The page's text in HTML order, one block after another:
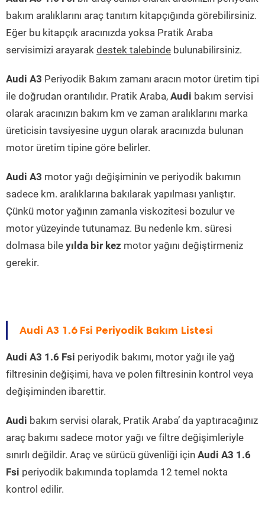
bakım aralıklarını araç tanıtım kitapçığında görebilirsiniz.
Eğer bu kitapçık aracınızda yoksa Pratik Araba
servisimizi arayarak destek talebinde bulunabilirsiniz.
Audi A3 Periyodik Bakım zamanı aracın motor üretim tipi
ile doğrudan orantılıdır. Pratik Araba, Audi bakım servisi
olarak aracınızın bakım km ve zaman aralıklarını marka
üreticisin tavsiyesine uygun olarak aracınızda bulunan
motor üretim tipine göre belirler.
Audi A3 motor yağı değişiminin ve periyodik bakımın
sadece km. aralıklarına bakılarak yapılması yanlıştır.
Çünkü motor yağının zamanla viskozitesi bozulur ve
motor yüzeyinde tutunamaz. Bu nedenle km. süresi
dolmasa bile yılda bir kez motor yağını değiştirmeniz
gerekir.
Audi A3 1.6 Fsi Periyodik Bakım Listesi
Audi A3 1.6 Fsi periyodik bakımı, motor yağı ile yağ
filtresinin değişimi, hava ve polen filtresinin kontrol veya
değişiminden ibarettir.
Audi bakım servisi olarak, Pratik Araba’ da yaptıracağınız
araç bakımı sadece motor yağı ve filtre değişimleriyle
sınırlı değildir. Araç ve sürücü güvenliği için Audi A3 1.6
Fsi periyodik bakımında toplamda 12 temel nokta
kontrol edilir.